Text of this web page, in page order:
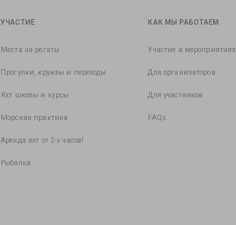
УЧАСТИЕ
Места на регаты
Прогулки, круизы и переходы
Яхт школы и курсы
Морская практика
Аренда яхт от 2-х часов!
Рыбалка
КАК МЫ РАБОТАЕМ
Участие в мероприятиях
Для организаторов
Для участников
FAQs